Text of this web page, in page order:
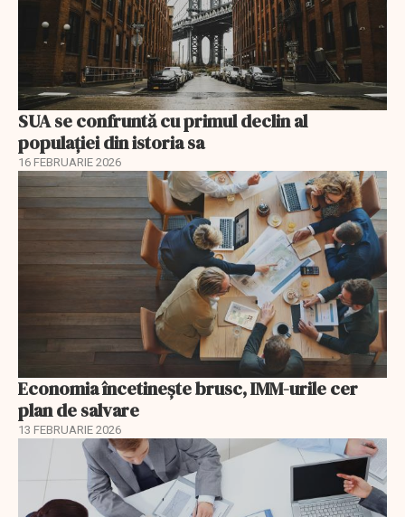
SUA se confruntă cu primul declin al
populației din istoria sa
16 FEBRUARIE 2026
Economia încetinește brusc, IMM-urile cer
plan de salvare
13 FEBRUARIE 2026